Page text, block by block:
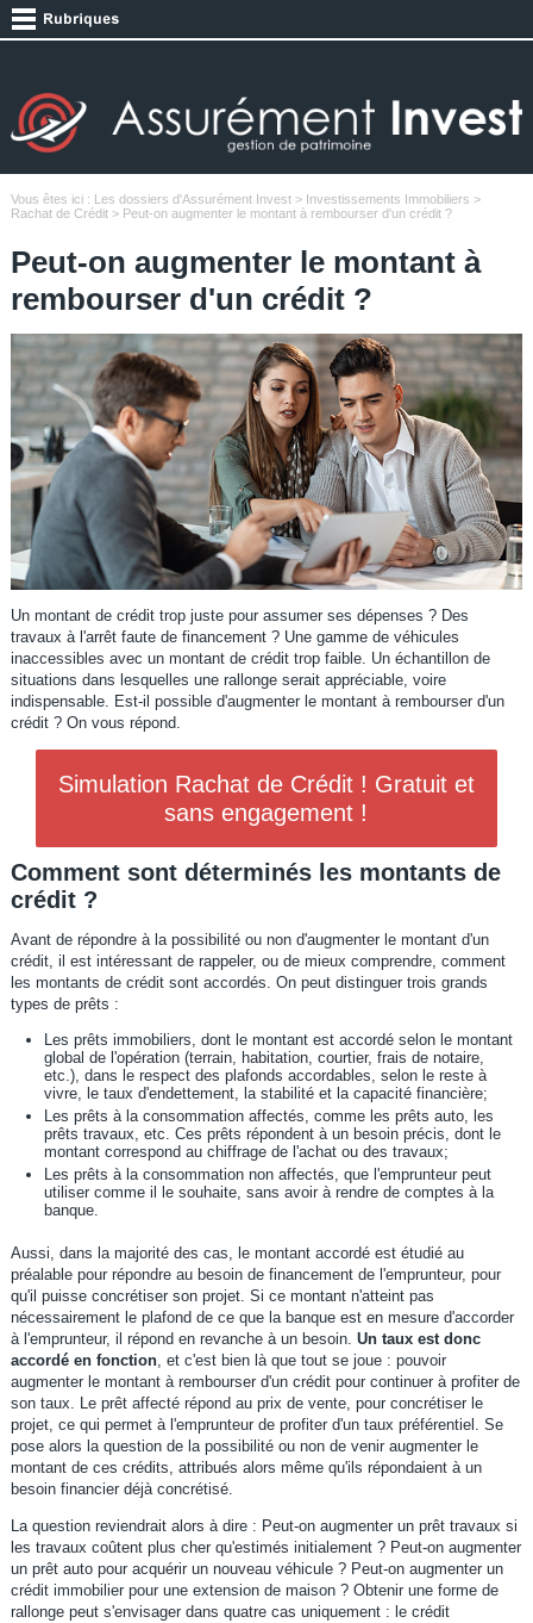
Vous êtes ici : Les dossiers d'Assurément Invest> Investissements Immobiliers >
Rachat de Crédit> Peut-on augmenter le montant à rembourser d'un crédit ?
Peut-on augmenter le montant à
rembourser d'un crédit ?
Un montant de crédit trop juste pour assumer ses dépenses ? Des
travaux à l'arrêt faute de financement ? Une gamme de véhicules
inaccessibles avec un montant de crédit trop faible. Un échantillon de
situations dans lesquelles une rallonge serait appréciable, voire
indispensable. Est-il possible d'augmenter le montant à rembourser d'un
crédit ? On vous répond.
Simulation Rachat de Crédit ! Gratuit et
sans engagement !
Comment sont déterminés les montants de
crédit ?
Avant de répondre à la possibilité ou non d'augmenter le montant d'un
crédit, il est intéressant de rappeler, ou de mieux comprendre, comment
les montants de crédit sont accordés. On peut distinguer trois grands
types de prêts :
Les prêts immobiliers, dont le montant est accordé selon le montant
global de l'opération (terrain, habitation, courtier, frais de notaire,
etc.), dans le respect des plafonds accordables, selon le reste à
vivre, le taux d'endettement, la stabilité et la capacité financière;
Les prêts à la consommation affectés, comme les prêts auto, les
prêts travaux, etc. Ces prêts répondent à un besoin précis, dont le
montant correspond au chiffrage de l'achat ou des travaux;
Les prêts à la consommation non affectés, que l'emprunteur peut
utiliser comme il le souhaite, sans avoir à rendre de comptes à la
banque.
Aussi, dans la majorité des cas, le montant accordé est étudié au
préalable pour répondre au besoin de financement de l'emprunteur, pour
qu'il puisse concrétiser son projet. Si ce montant n'atteint pas
nécessairement le plafond de ce que la banque est en mesure d'accorder
à l'emprunteur, il répond en revanche à un besoin. Un taux est donc
accordé en fonction, et c'est bien là que tout se joue : pouvoir
augmenter le montant à rembourser d'un crédit pour continuer à profiter de
son taux. Le prêt affecté répond au prix de vente, pour concrétiser le
projet, ce qui permet à l'emprunteur de profiter d'un taux préférentiel. Se
pose alors la question de la possibilité ou non de venir augmenter le
montant de ces crédits, attribués alors même qu'ils répondaient à un
besoin financier déjà concrétisé.
La question reviendrait alors à dire : Peut-on augmenter un prêt travaux si
les travaux coûtent plus cher qu'estimés initialement ? Peut-on augmenter
un prêt auto pour acquérir un nouveau véhicule ? Peut-on augmenter un
crédit immobilier pour une extension de maison ? Obtenir une forme de
rallonge peut s'envisager dans quatre cas uniquement : le crédit